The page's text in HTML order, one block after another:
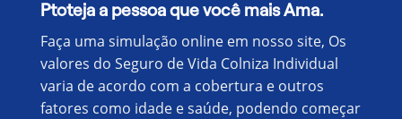
Ptoteja a pessoa que você mais Ama.
Faça uma simulação online em nosso site, Os
valores do Seguro de Vida Colniza Individual
varia de acordo com a cobertura e outros
fatores como idade e saúde, podendo começar